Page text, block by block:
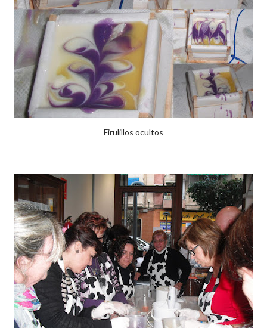
Firulillos ocultos